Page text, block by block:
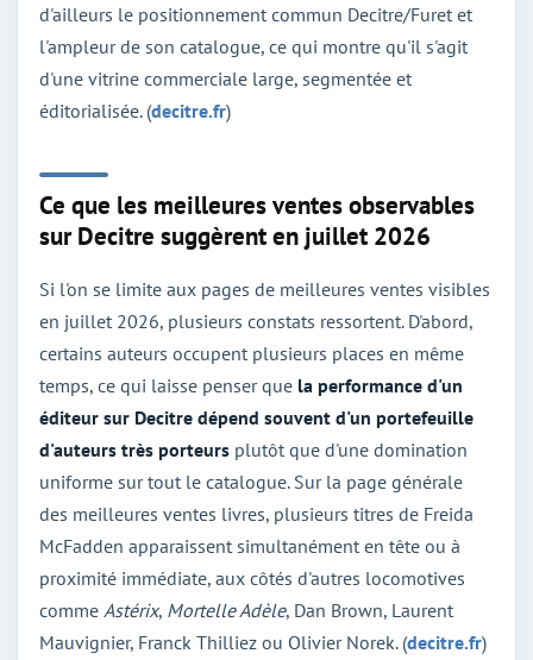
d'ailleurs le positionnement commun Decitre/Furet et
l'ampleur de son catalogue, ce qui montre qu'il s'agit
d'une vitrine commerciale large, segmentée et
éditorialisée. (decitre.fr)
Ce que les meilleures ventes observables
sur Decitre suggèrent en juillet 2026
Si l'on se limite aux pages de meilleures ventes visibles
en juillet 2026, plusieurs constats ressortent. D'abord,
certains auteurs occupent plusieurs places en même
temps, ce qui laisse penser que la performance d'un
éditeur sur Decitre dépend souvent d'un portefeuille
d'auteurs très porteurs plutôt que d'une domination
uniforme sur tout le catalogue. Sur la page générale
des meilleures ventes livres, plusieurs titres de Freida
McFadden apparaissent simultanément en tête ou à
proximité immédiate, aux côtés d'autres locomotives
comme Astérix, Mortelle Adèle, Dan Brown, Laurent
Mauvignier, Franck Thilliez ou Olivier Norek. (decitre.fr)